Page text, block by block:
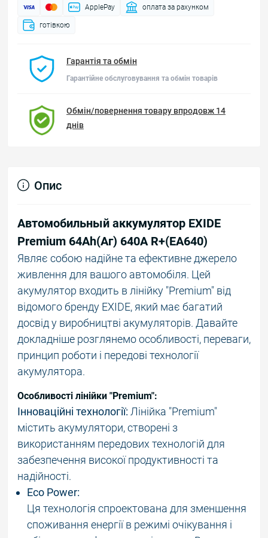
ApplePay оплата за рахунком
готівкою
Гарантія та обмін
Гарантійне обслуговування та обмін товарів
Обмін/повернення товару впродовж 14
днів
Опис
Автомобильный аккумулятор EXIDE
Premium 64Аh(Аг) 640A R+(EA640)
Являє собою надійне та ефективне джерело
живлення для вашого автомобіля. Цей
акумулятор входить в лінійку "Premium" від
відомого бренду EXIDE, який має багатий
досвід у виробництві акумуляторів. Давайте
докладніше розглянемо особливості, переваги,
принцип роботи і передові технології
акумулятора.
Особливості лінійки "Premium":
Інноваційні технології: Лінійка "Premium"
містить акумулятори, створені з
використанням передових технологій для
забезпечення високої продуктивності та
надійності.
Eco Power:
Ця технологія спроектована для зменшення
споживання енергії в режимі очікування і